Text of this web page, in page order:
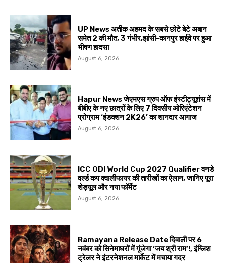
UP News अतीक अहमद के सबसे छोटे बेटे अबान
समेत 2 की मौत, 3 गंभीर,झांसी-कानपुर हाईवे पर हुआ
भीषण हादसा
August 6, 2026
Hapur News जेएमएस ग्रुप ऑफ इंस्टीट्यूशंस में
बीबीए के नए छात्रों के लिए 7 दिवसीय ओरिएंटेशन
प्रोग्राम ‘इंडक्शन 2K26’ का शानदार आगाज
August 6, 2026
ICC ODI World Cup 2027 Qualifier वनडे
वर्ल्ड कप क्वालीफायर की तारीखों का ऐलान, जानिए पूरा
शेड्यूल और नया फॉर्मेट
August 6, 2026
Ramayana Release Date दिवाली पर 6
नवंबर को सिनेमाघरों में गूंजेगा ‘जय श्री राम’!, इंग्लिश
ट्रेलर ने इंटरनेशनल मार्केट में मचाया गदर